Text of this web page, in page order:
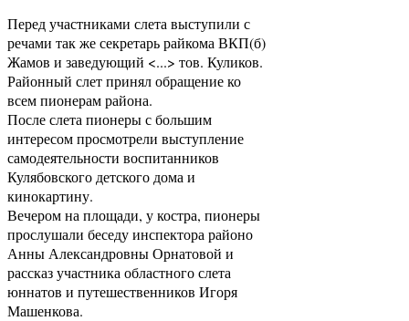
Перед участниками слета выступили с
речами так же секретарь райкома ВКП(б)
Жамов и заведующий <...> тов. Куликов.
Районный слет принял обращение ко
всем пионерам района.
После слета пионеры с большим
интересом просмотрели выступление
самодеятельности воспитанников
Кулябовского детского дома и
кинокартину.
Вечером на площади, у костра, пионеры
прослушали беседу инспектора районо
Анны Александровны Орнатовой и
рассказ участника областного слета
юннатов и путешественников Игоря
Машенкова.